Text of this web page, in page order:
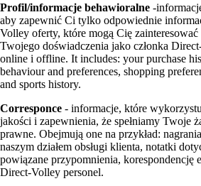
Profil/informacje behawioralne -
aby zapewnić Ci tylko odpowiednie
Volley oferty, które mogą Cię
Twojego doświadczenia jako członka
online i offline. It includes: your purchase
behaviour and preferences, shopping
and sports history.
Corresponce - informacje, które
jakości i zapewnienia, że spełniamy Twoje
prawne. Obejmują one na przykład:
naszym działem obsługi klienta, notatki
powiązane przypomnienia, korespondencję
Direct-Volley personel.